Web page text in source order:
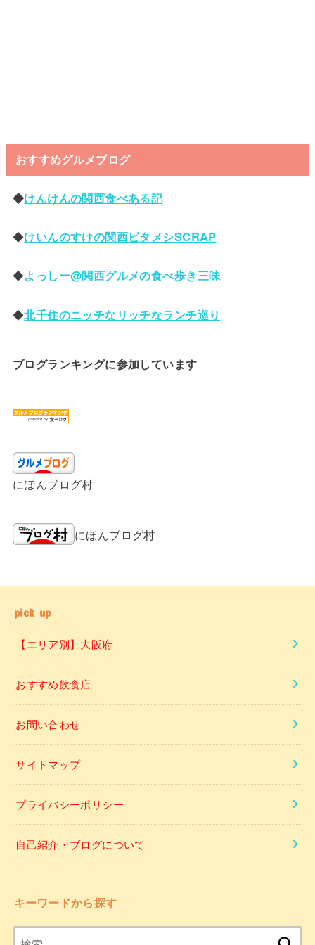
おすすめグルメブログ
◆けんけんの関西食べある記
◆けいんのすけの関西ビタメシSCRAP
◆よっしー@関西グルメの食べ歩き三味
◆北千住のニッチなリッチなランチ巡り
ブログランキングに参加しています
にほんブログ村
にほんブログ村
pick up
【エリア別】大阪府
おすすめ飲食店
お問い合わせ
サイトマップ
プライバシーポリシー
自己紹介・ブログについて
キーワードから探す